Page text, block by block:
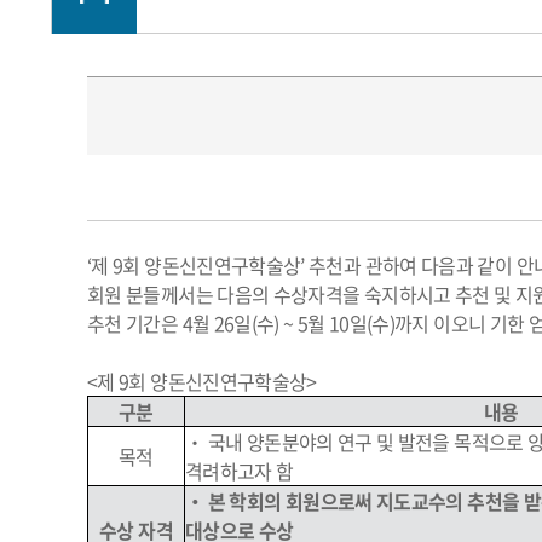
‘제 9회 양돈신진연구학술상’ 추천과 관하여 다음과 같이
회원 분들께서는 다음의 수상자격을 숙지하시고 추천 및 지
추천 기간은 4월 26일(수) ~ 5월 10일(수)까지 이오니 기한
<제 9회 양돈신진연구학술상>
구분
내용
목적
‧ 국내 양돈분야의 연구 및 발전을 목적으로
격려하고자 함
수상 자격
‧ 본 학회의 회원으로써 지도교수의 추천을
대상으로 수상